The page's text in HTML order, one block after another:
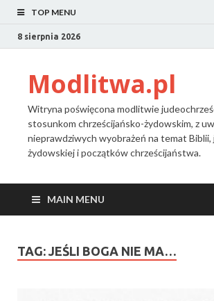
TOP MENU
8 sierpnia 2026
Modlitwa.pl
Witryna poświęcona modlitwie
stosunkom chrześcijańsko-żydowskim, z
nieprawdziwych wyobrażeń na temat
żydowskiej i początków chrześcijaństwa.
MAIN MENU
TAG: JEŚLI BOGA NIE MA…